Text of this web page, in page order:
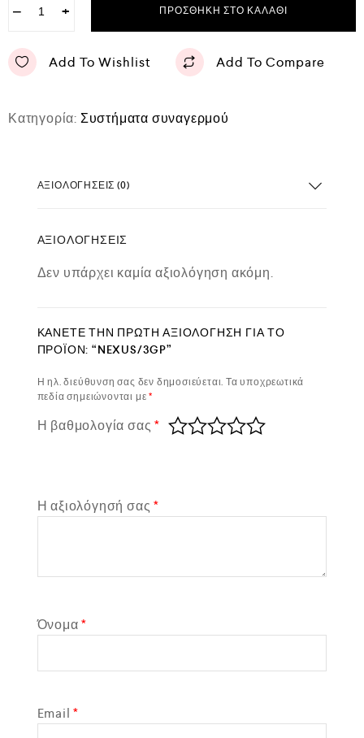
− + ΠΡΟΣΘΉΚΗ ΣΤΟ ΚΑΛΆΘΙ
Add To Wishlist Add To Compare
Κατηγορία: Συστήματα συναγερμού
ΑΞΙΟΛΟΓΉΣΕΙΣ (0)
ΑΞΙΟΛΟΓΉΣΕΙΣ
Δεν υπάρχει καμία αξιολόγηση ακόμη.
ΚΆΝΕΤΕ ΤΗΝ ΠΡΏΤΗ ΑΞΙΟΛΌΓΗΣΗ ΓΙΑ ΤΟ
ΠΡΟΪΌΝ: “NEXUS/3GP”
Η ηλ. διεύθυνση σας δεν δημοσιεύεται. Τα υποχρεωτικά
πεδία σημειώνονται με*
Η βαθμολογία σας*
Η αξιολόγησή σας*
Όνομα*
Email*